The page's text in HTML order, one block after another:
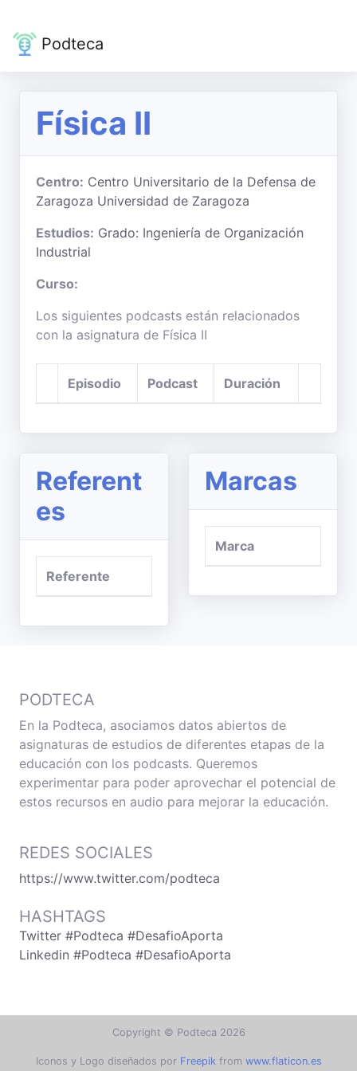
Podteca
Física II
Centro: Centro Universitario de la Defensa de
Zaragoza Universidad de Zaragoza
Estudios: Grado: Ingeniería de Organización
Industrial
Curso:
Los siguientes podcasts están relacionados
con la asignatura de Física II
Episodio Podcast Duración
Referent
es
Referente
Marcas
Marca
PODTECA
En la Podteca, asociamos datos abiertos de
asignaturas de estudios de diferentes etapas de la
educación con los podcasts. Queremos
experimentar para poder aprovechar el potencial de
estos recursos en audio para mejorar la educación.
REDES SOCIALES
https://www.twitter.com/podteca
HASHTAGS
Twitter #Podteca #DesafioAporta
Linkedin #Podteca #DesafioAporta
Copyright © Podteca 2026
Iconos y Logo diseñados por Freepikfrom www.flaticon.es